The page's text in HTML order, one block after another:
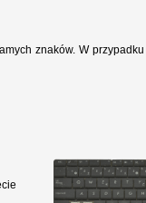
znaków. W